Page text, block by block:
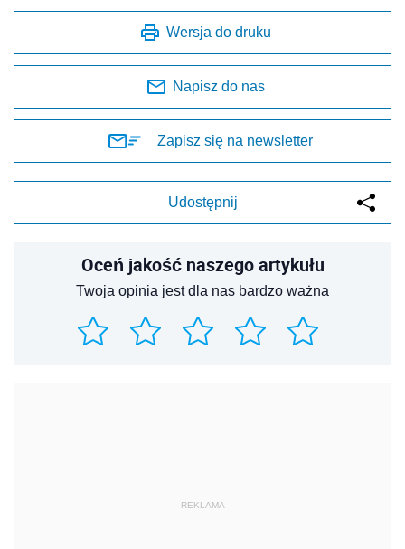
Wersja do druku
Napisz do nas
Zapisz się na newsletter
Udostępnij
Oceń jakość naszego artykułu
Twoja opinia jest dla nas bardzo ważna
REKLAMA